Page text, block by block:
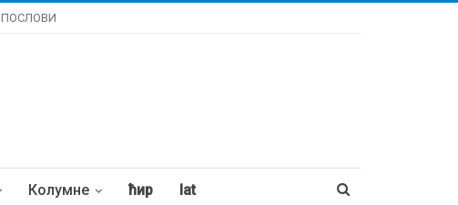
ПОСЛОВИ
Колумне ћир lat